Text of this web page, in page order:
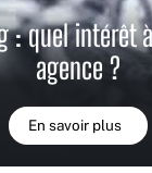
: quel intérêt
agence ?
En savoir plus